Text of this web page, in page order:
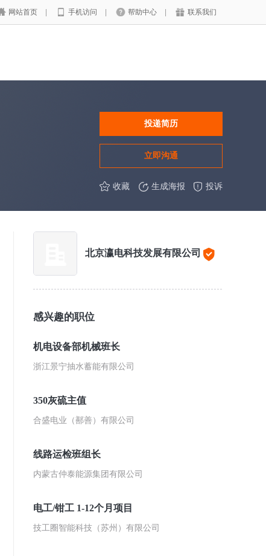
网站首页 手机访问 帮助中心 联系我们
投递简历
立即沟通
收藏 生成海报 投诉
北京瀛电科技发展有限公司
感兴趣的职位
机电设备部机械班长
浙江景宁抽水蓄能有限公司
350灰硫主值
合盛电业（鄯善）有限公司
线路运检班组长
内蒙古仲泰能源集团有限公司
电工/钳工 1-12个月项目
技工圈智能科技（苏州）有限公司